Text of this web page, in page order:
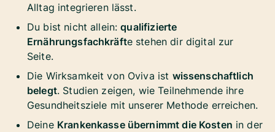
Alltag integrieren lässt.
Du bist nicht allein:qualifizierte
Ernährungsfachkräfte stehen dir digital zur
Seite.
Die Wirksamkeit von Oviva ist wissenschaftlich
belegt. Studien zeigen, wie Teilnehmende ihre
Gesundheitsziele mit unserer Methode erreichen.
Deine Krankenkasse übernimmt die Kosten in der